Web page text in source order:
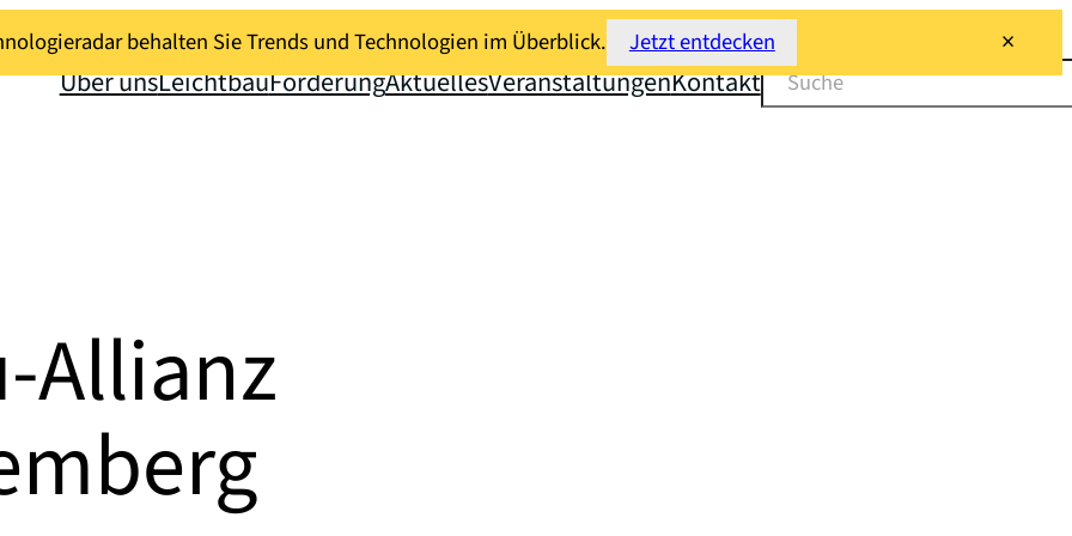
behalten Sie Trends und Technologien im Überblick. Jetzt entdecken
×
Über unsLeichtbauFörderungAktuellesVeranstaltungenKontaktSuchen
Allianz